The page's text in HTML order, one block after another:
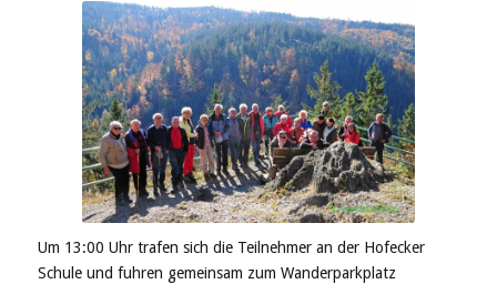
Um 13:00 Uhr trafen sich die Teilnehmer an der Hofecker
Schule und fuhren gemeinsam zum Wanderparkplatz